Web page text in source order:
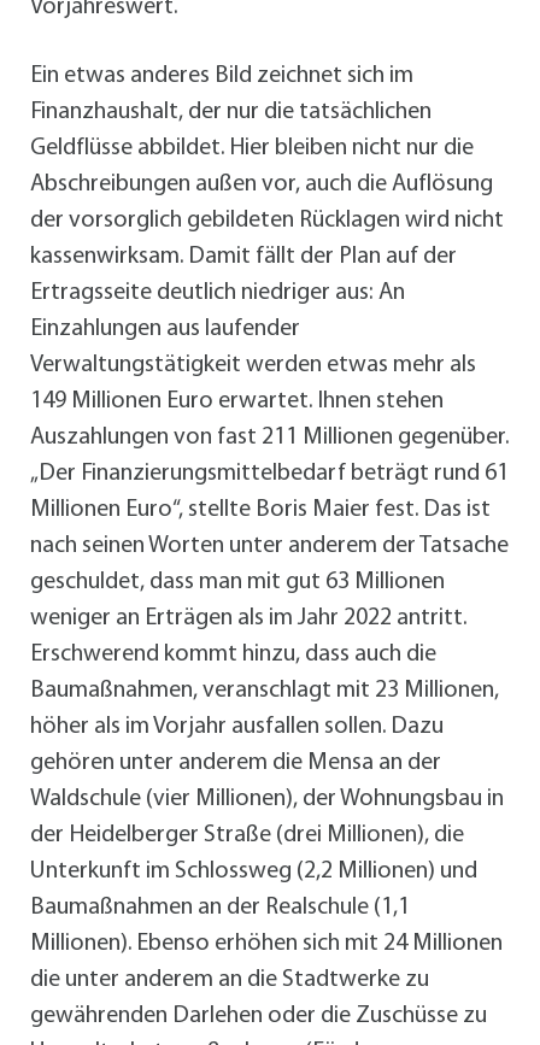
Vorjahreswert.
Ein etwas anderes Bild zeichnet sich im
Finanzhaushalt, der nur die tatsächlichen
Geldflüsse abbildet. Hier bleiben nicht nur die
Abschreibungen außen vor, auch die Auflösung
der vorsorglich gebildeten Rücklagen wird nicht
kassenwirksam. Damit fällt der Plan auf der
Ertragsseite deutlich niedriger aus: An
Einzahlungen aus laufender
Verwaltungstätigkeit werden etwas mehr als
149 Millionen Euro erwartet. Ihnen stehen
Auszahlungen von fast 211 Millionen gegenüber.
„Der Finanzierungsmittelbedarf beträgt rund 61
Millionen Euro“, stellte Boris Maier fest. Das ist
nach seinen Worten unter anderem der Tatsache
geschuldet, dass man mit gut 63 Millionen
weniger an Erträgen als im Jahr 2022 antritt.
Erschwerend kommt hinzu, dass auch die
Baumaßnahmen, veranschlagt mit 23 Millionen,
höher als im Vorjahr ausfallen sollen. Dazu
gehören unter anderem die Mensa an der
Waldschule (vier Millionen), der Wohnungsbau in
der Heidelberger Straße (drei Millionen), die
Unterkunft im Schlossweg (2,2 Millionen) und
Baumaßnahmen an der Realschule (1,1
Millionen). Ebenso erhöhen sich mit 24 Millionen
die unter anderem an die Stadtwerke zu
gewährenden Darlehen oder die Zuschüsse zu